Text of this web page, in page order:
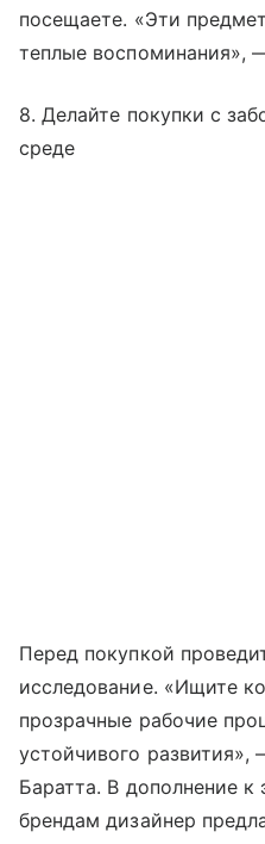
посещаете. «Эти
теплые воспоминания»,
8. Делайте покупки с
среде
Перед покупкой
исследование. «Ищите
прозрачные рабочие
устойчивого
Баратта. В дополнение к
брендам дизайнер